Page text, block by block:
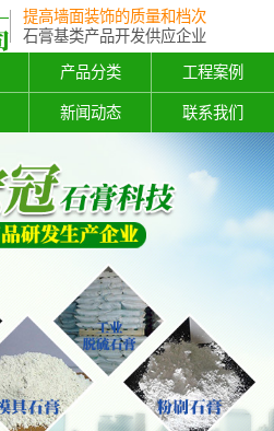
提高墙面装饰的质量和档次
石膏基类产品开发供应企业
产品分类 工程案例
新闻动态 联系我们